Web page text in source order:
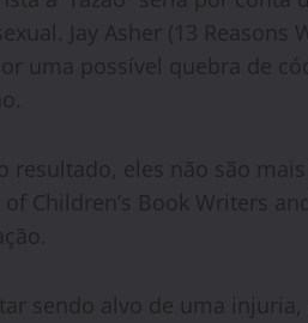
Jay Asher (13 Reasons
uma possível quebra de
resultado, eles não são
Children’s Book Writers
sendo alvo de uma injuria,